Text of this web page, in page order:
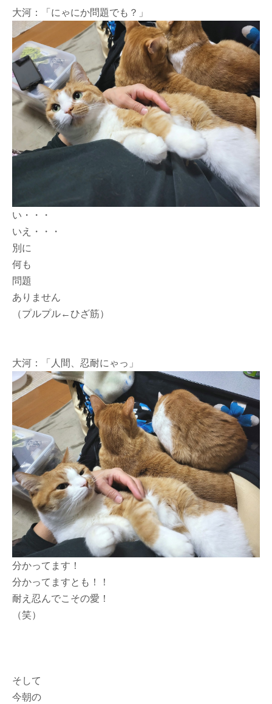
大河：「にゃにか問題でも？」
い・・・
いえ・・・
別に
何も
問題
ありません
（プルプル←ひざ筋）
大河：「人間、忍耐にゃっ」
分かってます！
分かってますとも！！
耐え忍んでこその愛！
（笑）
そして
今朝の